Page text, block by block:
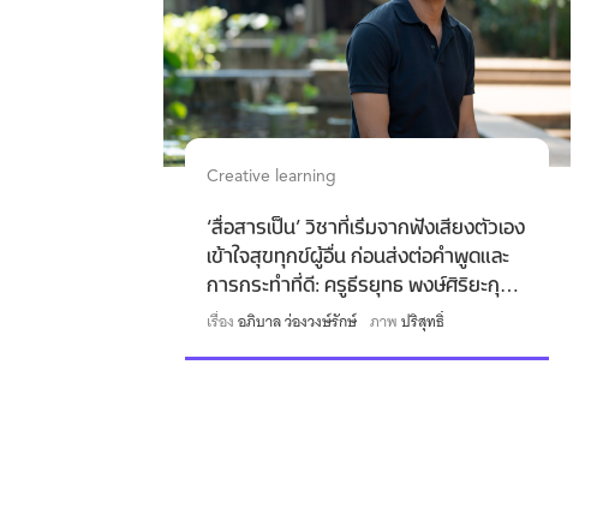
Creative learning
‘สื่อสารเป็น’ วิชาที่เริ่มจากฟังเสียงตัวเอง
เข้าใจสุขทุกข์ผู้อื่น ก่อนส่งต่อคำพูดและ
การกระทำที่ดี: ครูธีรยุทธ พงษ์ศิริยะกุล
โรงเรียนปัญญาประทีป
เรื่องอภิบาล ว่องวงษ์รักษ์ ภาพปริสุทธิ์